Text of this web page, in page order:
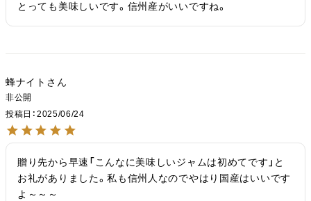
とっても美味しいです。信州産がいいですね。
蜂ナイト
非公開
投稿日
2025/06/24
贈り先から早速「こんなに美味しいジャムは初めてです」と
お礼がありました。私も信州人なのでやはり国産はいいです
よ～～～